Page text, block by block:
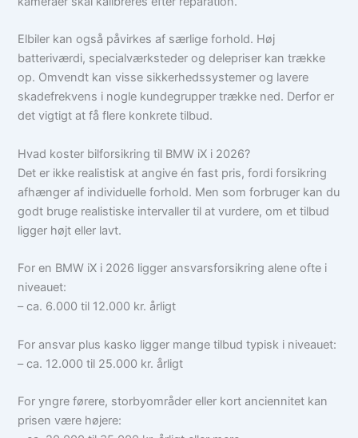
Elbiler kan også påvirkes af særlige forhold. Høj
batteriværdi, specialværksteder og delepriser kan trække
op. Omvendt kan visse sikkerhedssystemer og lavere
skadefrekvens i nogle kundegrupper trække ned. Derfor er
det vigtigt at få flere konkrete tilbud.
Hvad koster bilforsikring til BMW iX i 2026?
Det er ikke realistisk at angive én fast pris, fordi forsikring
afhænger af individuelle forhold. Men som forbruger kan du
godt bruge realistiske intervaller til at vurdere, om et tilbud
ligger højt eller lavt.
For en BMW iX i 2026 ligger ansvarsforsikring alene ofte i
niveauet:
– ca. 6.000 til 12.000 kr. årligt
For ansvar plus kasko ligger mange tilbud typisk i niveauet:
– ca. 12.000 til 25.000 kr. årligt
For yngre førere, storbyområder eller kort anciennitet kan
prisen være højere: